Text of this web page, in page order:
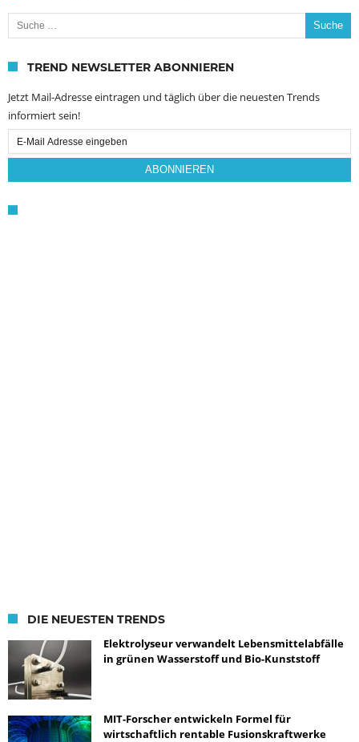
Suche nach:
TREND NEWSLETTER ABONNIEREN
Jetzt Mail-Adresse eintragen und täglich über die neuesten Trends
informiert sein!
Email
Subscription
ABONNIEREN
DIE NEUESTEN TRENDS
Elektrolyseur verwandelt Lebensmittelabfälle
in grünen Wasserstoff und Bio-Kunststoff
MIT-Forscher entwickeln Formel für
wirtschaftlich rentable Fusionskraftwerke